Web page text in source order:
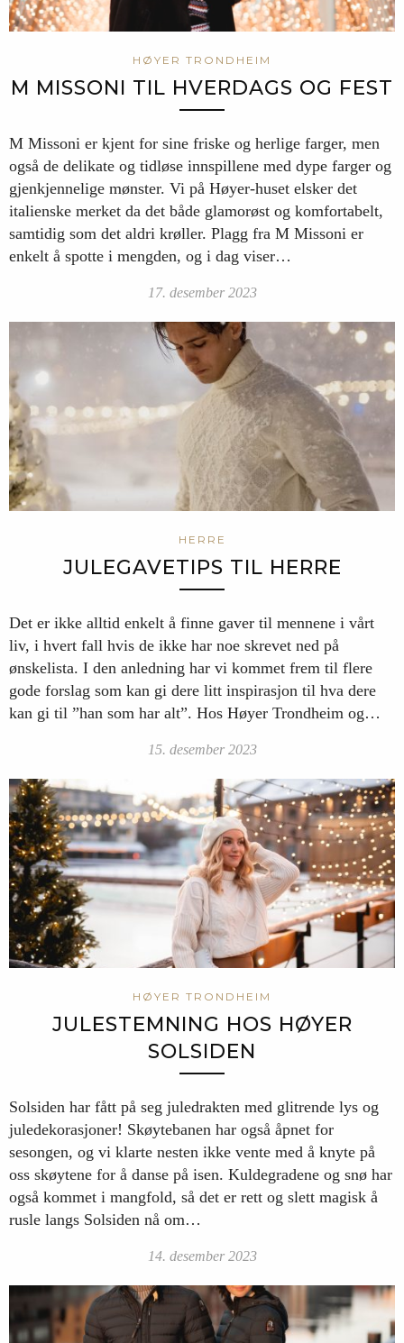
HØYER TRONDHEIM
M MISSONI TIL HVERDAGS OG FEST
M Missoni er kjent for sine friske og herlige farger, men
også de delikate og tidløse innspillene med dype farger og
gjenkjennelige mønster. Vi på Høyer-huset elsker det
italienske merket da det både glamorøst og komfortabelt,
samtidig som det aldri krøller. Plagg fra M Missoni er
enkelt å spotte i mengden, og i dag viser…
17. desember 2023
HERRE
JULEGAVETIPS TIL HERRE
Det er ikke alltid enkelt å finne gaver til mennene i vårt
liv, i hvert fall hvis de ikke har noe skrevet ned på
ønskelista. I den anledning har vi kommet frem til flere
gode forslag som kan gi dere litt inspirasjon til hva dere
kan gi til ”han som har alt”. Hos Høyer Trondheim og…
15. desember 2023
HØYER TRONDHEIM
JULESTEMNING HOS HØYER
SOLSIDEN
Solsiden har fått på seg juledrakten med glitrende lys og
juledekorasjoner! Skøytebanen har også åpnet for
sesongen, og vi klarte nesten ikke vente med å knyte på
oss skøytene for å danse på isen. Kuldegradene og snø har
også kommet i mangfold, så det er rett og slett magisk å
rusle langs Solsiden nå om…
14. desember 2023